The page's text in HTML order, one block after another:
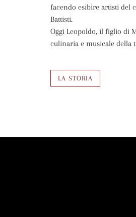
facendo esibire artisti del
Battisti.
Oggi Leopoldo, il figlio di
culinaria e musicale della
LA STORIA